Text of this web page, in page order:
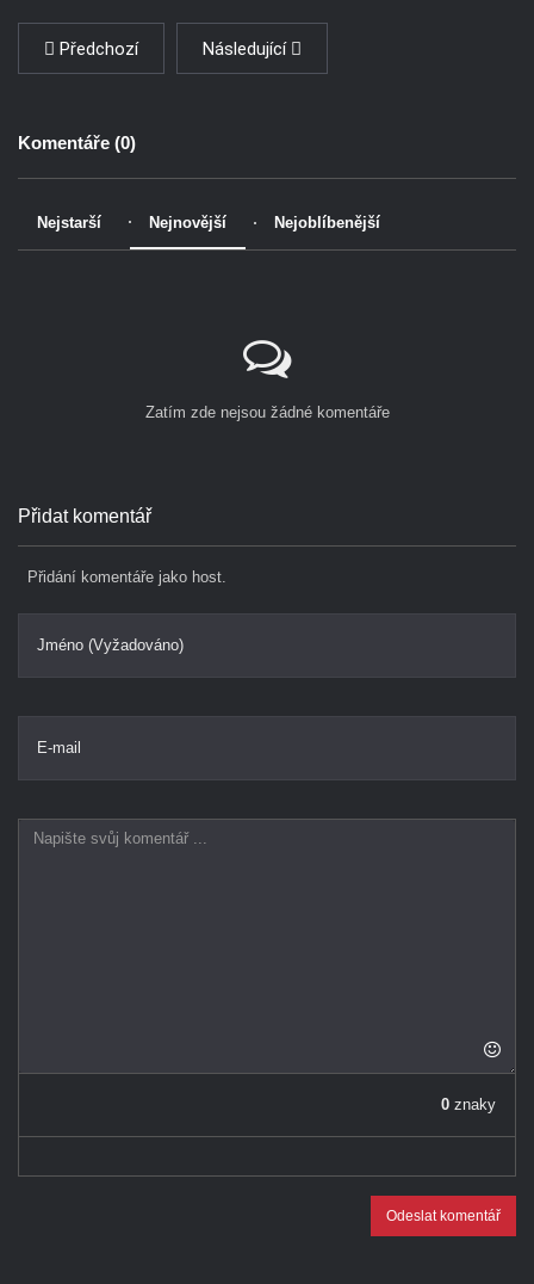
Předchozí Následující
Komentáře (0)
Nejstarší Nejnovější Nejoblíbenější
Zatím zde nejsou žádné komentáře
Přidat komentář
Přidání komentáře jako host.
Jméno (Vyžadováno)
E-mail
0 znaky
Odeslat komentář